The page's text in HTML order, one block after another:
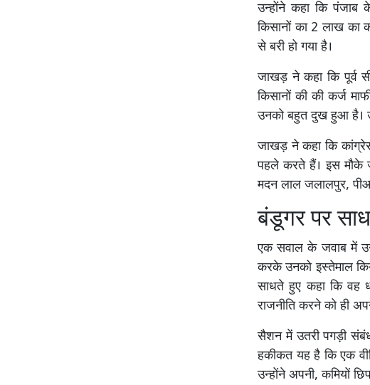
उन्होंने कहा कि
किसानों का 2 लाख का
से बरी हो गया है।
जाखड़ ने कहा कि पूर्व
किसानों की की कर्ज
उनको बहुत दुख हुआ है।
जाखड़ ने कहा कि
पहले करते हैं। इस मौके
मदन लाल जलालपुर,
बंडूगर पर
एक सवाल के जवाब में
करके उनको इस्तेमाल
साधते हुए कहा कि वह
राजनीति करने को ही
सैशन में उतरी पगड़ी
हकीकत यह है कि एक
उन्होंने अपनी, कमियों